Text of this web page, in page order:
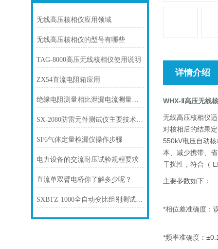
无线高压核相仪应用领域
无线高压核相仪的型号有哪些
TAG-8000高压无线核相仪使用说明
ZX54直流电阻箱应用
绝缘电阻测量相比泄漏电流测量的优点
SX-2080防雷元件测试仪主要技术指标
SF6气体定量检漏仪操作步骤
电力设备的交流耐压试验规程要求
直流单双臂电桥你了解多少呢？
SXBTZ-1000全自动变比组别测试仪操作注意事项
详情介绍
WHX-Ⅱ高压无线
无线高压核相仪
对核相后的结果
550kV电压自动
本、减少携带、
干扰性，符合（
主要参数如下：
*相位差准确度：
*频率准确度：